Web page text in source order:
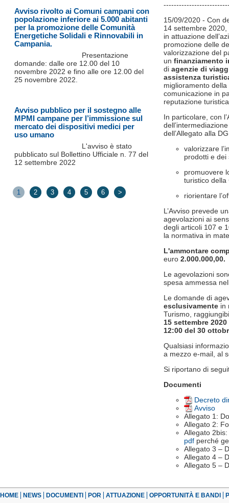
15/09/2020 - Con
14 settembre
in attuazione
promozione delle
valorizzazione del
un finanziamento
di agenzie di
assistenza
miglioramento
comunicazione in
reputazione
In particolare, con
dell’Allegato alla
valorizzare
prodotti e dei
promuovere
turistico della
riorientare
L’Avviso prevede
agevolazioni ai
degli articoli 107 e
la normativa in
L'ammontare
euro 2.000.000,00.
Le agevolazioni
spesa ammessa
Le domande di
esclusivamente in
Turismo,
15 settembre
12:00 del 30
Qualsiasi
a mezzo e-mail, al
Si riportano di
Documenti
Decreto
Avviso
Allegato 1:
Allegato 2:
Allegato
pdf perché
Allegato 3 –
Allegato 4 –
Allegato 5 –
Avviso rivolto ai Comuni campani con
popolazione inferiore ai 5.000 abitanti
per la promozione delle Comunità
Energetiche Solidali e Rinnovabili in
Campania.
Presentazione
domande: dalle ore 12.00 del 10
novembre 2022 e fino alle ore 12.00 del
25 novembre 2022.
Avviso pubblico per il sostegno alle
MPMI campane per l’immissione sul
mercato dei dispositivi medici per
uso umano
L'avviso è stato
pubblicato sul Bollettino Ufficiale n. 77 del
12 settembre 2022
1 2 3 4 5 6 >
HOME NEWS DOCUMENTI POR ATTUAZIONE OPPORTUNITÀ E BANDI